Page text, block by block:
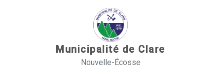
Municipalité de Clare
Nouvelle-Écosse